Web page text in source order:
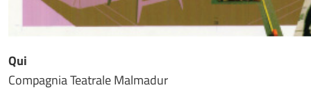
Qui
Compagnia Teatrale Malmadur